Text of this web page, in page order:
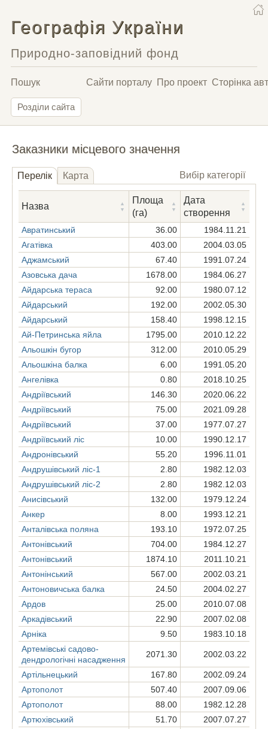
Географія України
Природно-заповідний фонд
Розділи сайта
Пошук Сайти порталу Про проект Сторінка
Заказники місцевого значення
Перелік Карта Вибір категорії
Назва
Площа
(га)
Дата
створення
Авратинський 36.00
1984.11.21
Агатівка
403.00
2004.03.05
Аджамський
67.40
1991.07.24
Азовська дача
1678.00
1984.06.27
Айдарська тераса
92.00
1980.07.12
Айдарський
192.00
2002.05.30
Айдарський
158.40
1998.12.15
Ай-Петринська яйла
1795.00
2010.12.22
Альошкін бугор
312.00
2010.05.29
Альошкіна балка
6.00
1991.05.20
Ангелівка
0.80
2018.10.25
Андріївський
146.30
2020.06.22
Андріївський
75.00
2021.09.28
Андріївський
37.00
1977.07.27
Андріївський ліс
10.00
1990.12.17
Андронівський
55.20
1996.11.01
Андрушівський ліс-1
2.80
1982.12.03
Андрушівський ліс-2
2.80
1982.12.03
Анисівський
132.00
1979.12.24
Анкер
8.00
1993.12.21
Анталівська поляна
193.10
1972.07.25
Антонівський
704.00
1984.12.27
Антонівський
1874.10
2011.10.21
Антонінський
567.00
2002.03.21
Антоновичська балка
24.50
2004.02.27
Ардов
25.00
2010.07.08
Аркадівський
22.90
2007.02.08
Арніка
9.50
1983.10.18
Артемівські садово-
дендрологічні насадження
2071.30 2002.03.22
Артільнецький 167.80
2002.09.24
Артополот
507.40
2007.09.06
Артополот
88.00
1982.12.28
Артюхівський
51.70
2007.07.27